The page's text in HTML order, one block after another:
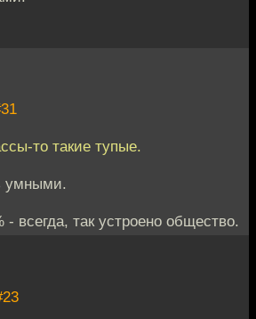
то такие тупые.
умными.
всегда, так устроено общество.